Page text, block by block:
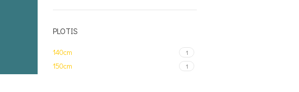
PLOTIS
140cm 1
150cm 1